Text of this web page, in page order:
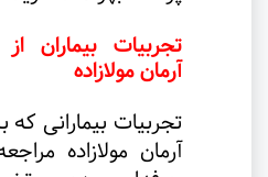
تجربیات بیماران
آرمان مولازاده
تجربیات بیمارانی که
آرمان مولازاده